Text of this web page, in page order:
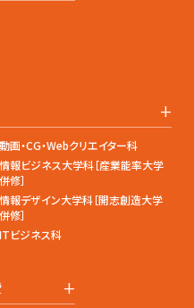
+
動画・CG・Webクリエイター科
情報ビジネス大学科［産業能率大学
併修］
情報デザイン大学科［開志創造大学
併修］
ITビジネス科
+